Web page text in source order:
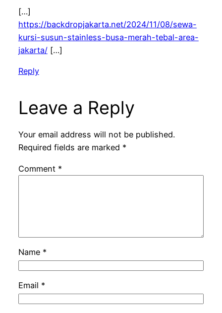
[…]
https://backdropjakarta.net/2024/11/08/sewa-
kursi-susun-stainless-busa-merah-tebal-area-
jakarta/[…]
Reply
Leave a Reply
Your email address will not be published.
Required fields are marked *
Comment *
Name *
Email *